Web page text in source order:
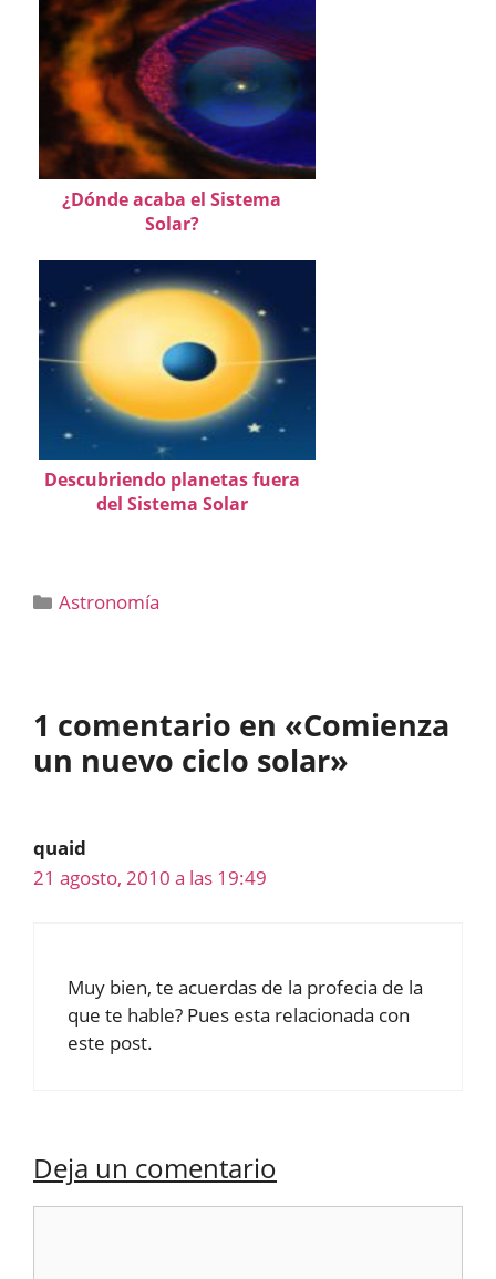
¿Dónde acaba el Sistema
Solar?
Descubriendo planetas fuera
del Sistema Solar
Categorías
Astronomía
1 comentario en «Comienza
un nuevo ciclo solar»
quaid
21 agosto, 2010 a las 19:49
Muy bien, te acuerdas de la profecia de la
que te hable? Pues esta relacionada con
este post.
Deja un comentario